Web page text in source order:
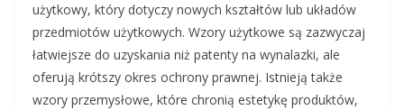
użytkowy, który dotyczy nowych kształtów lub układów
przedmiotów użytkowych. Wzory użytkowe są zazwyczaj
łatwiejsze do uzyskania niż patenty na wynalazki, ale
oferują krótszy okres ochrony prawnej. Istnieją także
wzory przemysłowe, które chronią estetykę produktów,